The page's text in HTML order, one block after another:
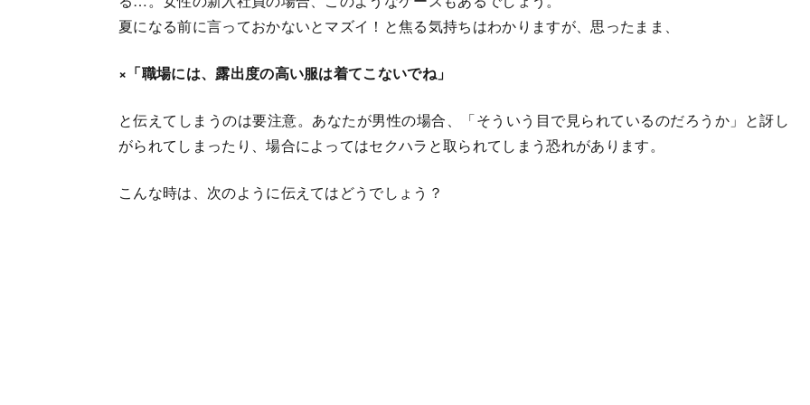
夏になる前に言っておかないとマズイ！と焦る気持ちはわかりますが、思ったまま、
×「職場には、露出度の高い服は着てこないでね」
と伝えてしまうのは要注意。あなたが男性の場合、「そういう目で見られているのだろうか」と訝し
がられてしまったり、場合によってはセクハラと取られてしまう恐れがあります。
こんな時は、次のように伝えてはどうでしょう？